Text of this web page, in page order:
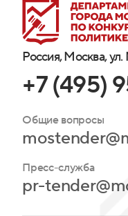
Россия, Москва, ул.
+7 (495)
Общие вопросы
Пресс-служба
pr-